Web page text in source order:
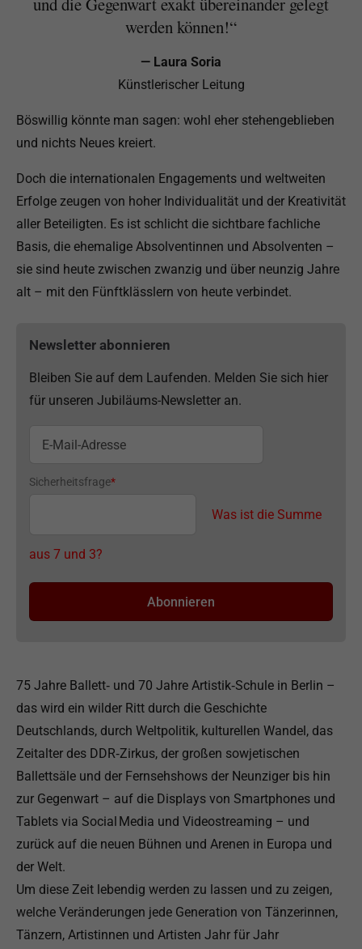
werden können!“
— Laura Soria
Künstlerischer Leitung
Böswillig könnte man sagen: wohl eher stehengeblieben
und nichts Neues kreiert.
Doch die internationalen Engagements und weltweiten
Erfolge zeugen von hoher Individualität und der Kreativität
aller Beteiligten. Es ist schlicht die sichtbare fachliche
Basis, die ehemalige Absolventinnen und Absolventen –
sie sind heute zwischen zwanzig und über neunzig Jahre
alt – mit den Fünftklässlern von heute verbindet.
Newsletter abonnieren
Bleiben Sie auf dem Laufenden. Melden Sie sich hier
für unseren Jubiläums-Newsletter an.
Sicherheitsfrage*
Was ist die Summe
aus 7 und 3?
75 Jahre Ballett‑ und 70 Jahre Artistik‑Schule in Berlin –
das wird ein wilder Ritt durch die Geschichte
Deutschlands, durch Weltpolitik, kulturellen Wandel, das
Zeitalter des DDR‑Zirkus, der großen sowjetischen
Ballettsäle und der Fernsehshows der Neunziger bis hin
zur Gegenwart – auf die Displays von Smartphones und
Tablets via Social Media und Videostreaming – und
zurück auf die neuen Bühnen und Arenen in Europa und
der Welt.
Um diese Zeit lebendig werden zu lassen und zu zeigen,
welche Veränderungen jede Generation von Tänzerinnen,
Tänzern, Artistinnen und Artisten Jahr für Jahr